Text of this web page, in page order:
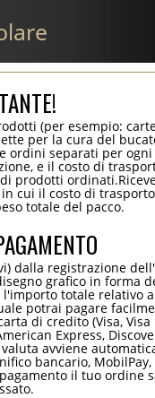
(per esempio:
per la cura del
ordini separati per
e il costo di
prodotti
cui il costo di
totale del pacco.
dalla registrazione
grafico in forma
totale relativo
potrai pagare
di credito (Visa, Visa
Express,
avviene
bancario, MobilPay,
il tuo ordine